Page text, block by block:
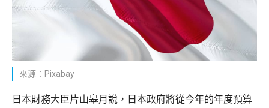
來源：Pixabay
日本財務大臣片山皋月說，日本政府將從今年的年度預算